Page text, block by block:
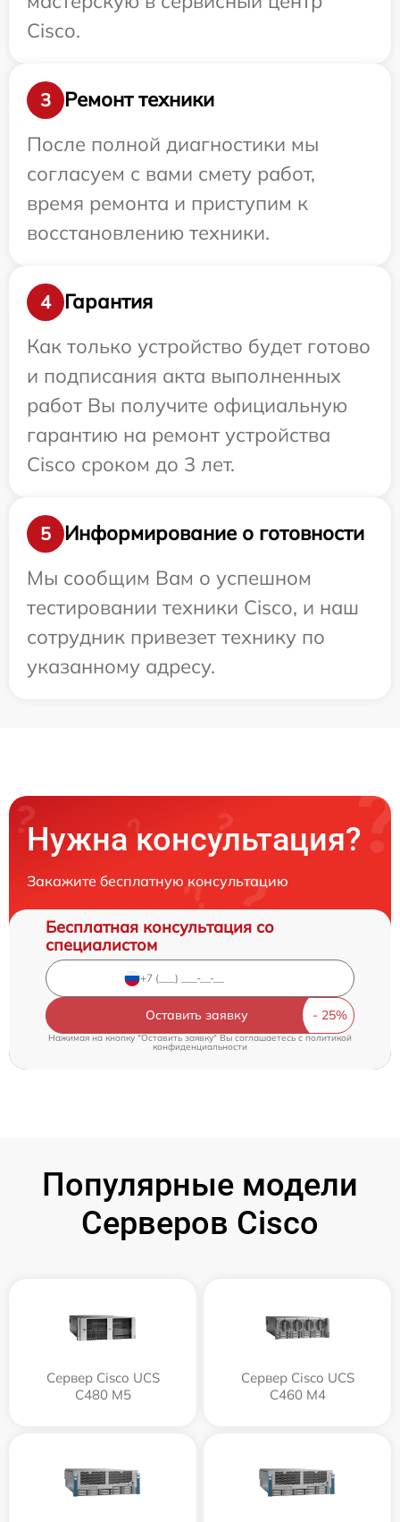
Cisco.
3
Ремонт техники
После полной диагностики мы
согласуем с вами смету работ,
время ремонта и приступим к
восстановлению техники.
4
Гарантия
Как только устройство будет готово
и подписания акта выполненных
работ Вы получите официальную
гарантию на ремонт устройства
Cisco сроком до 3 лет.
5
Информирование о готовности
Мы сообщим Вам о успешном
тестировании техники Cisco, и наш
сотрудник привезет технику по
указанному адресу.
Нужна консультация?
Закажите бесплатную консультацию
Бесплатная консультация со
специалистом
Оставить заявку
Нажимая на кнопку "Оставить заявку" Вы соглашаетесь cполитикой
конфиденциальности
Популярные модели
Серверов Cisco
Сервер Cisco UCS
C480 M5
Сервер Cisco UCS
C460 M4